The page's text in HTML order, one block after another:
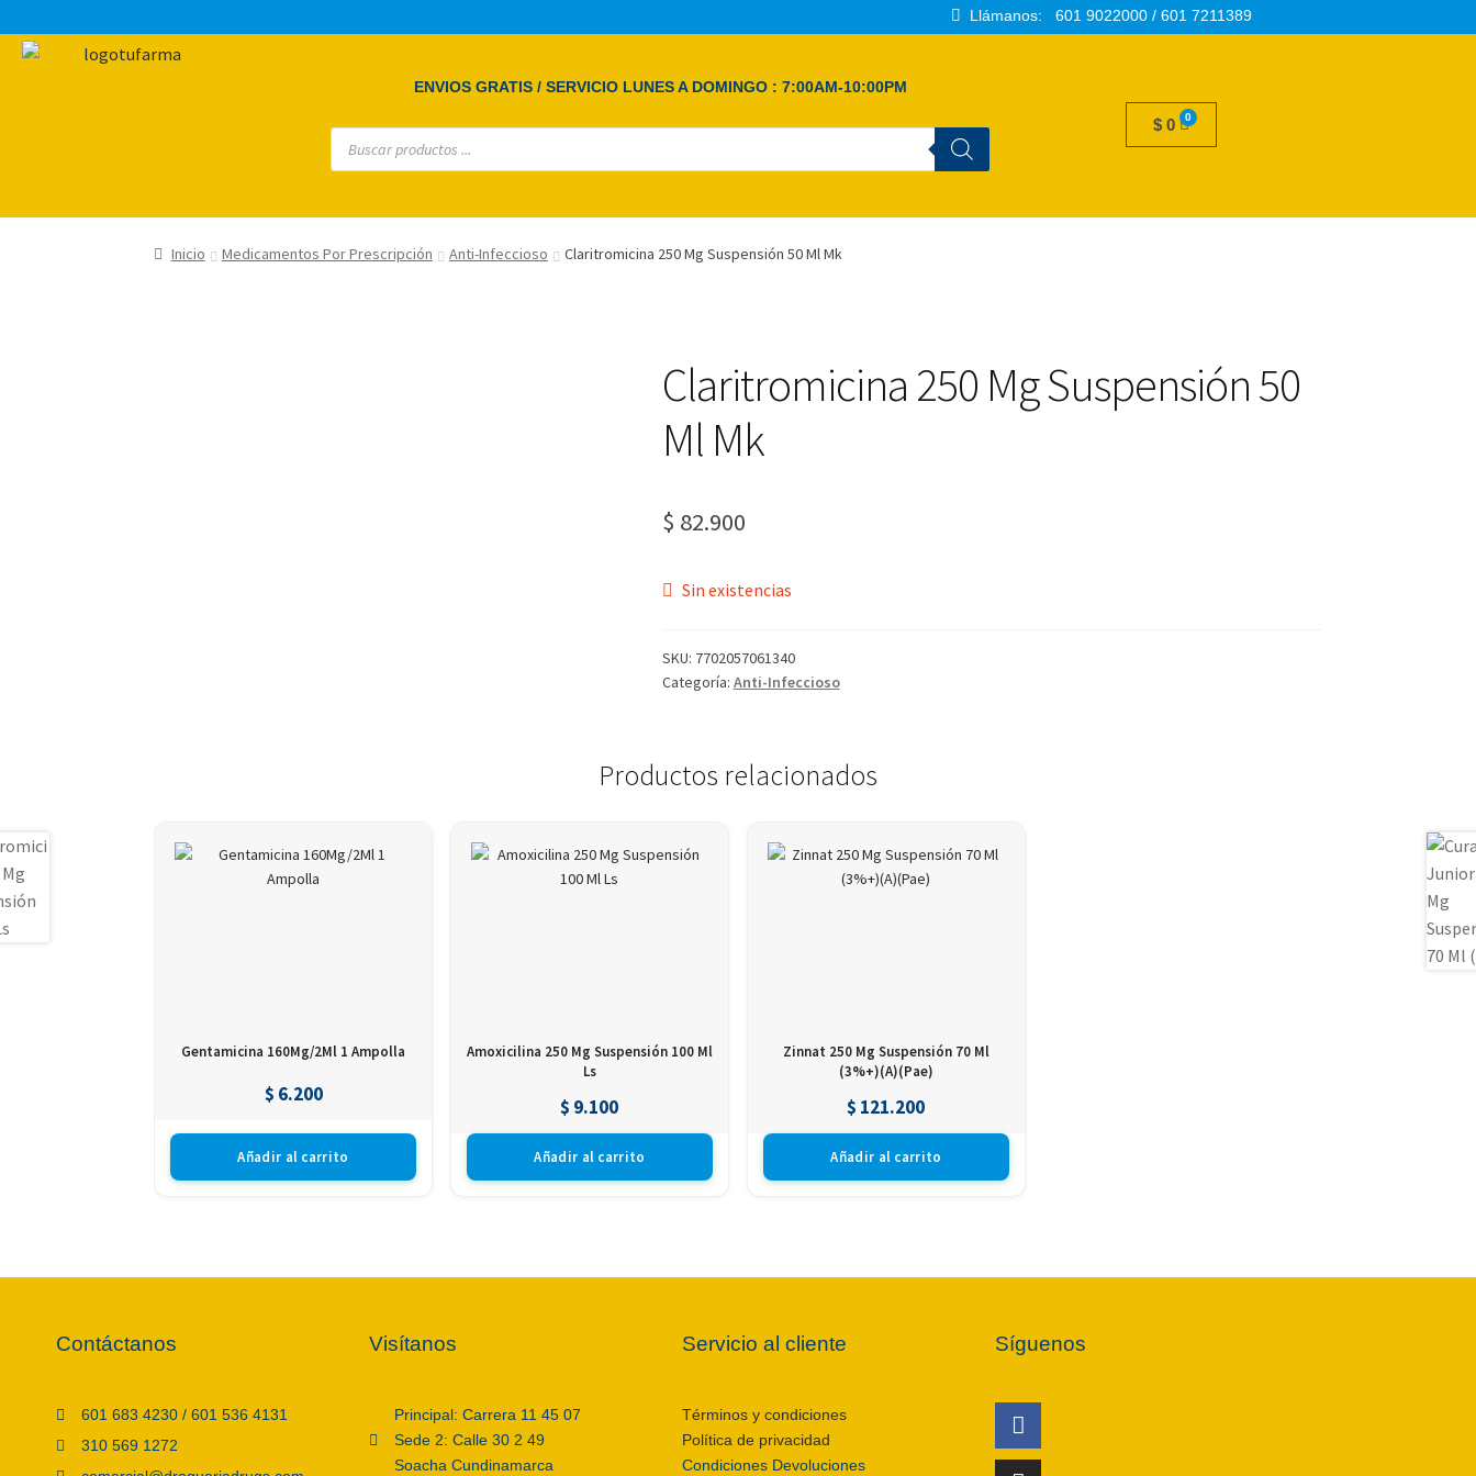
Llámanos: 601 9022000 / 601 7211389
ENVIOS GRATIS / SERVICIO LUNES A DOMINGO : 7:00AM-10:00PM
$0
Inicio Medicamentos Por Prescripción Anti-Infeccioso Claritromicina 250 Mg Suspensión 50 Ml Mk
Claritromicina 250 Mg Suspensión 50
Ml Mk
$ 82.900
Sin existencias
SKU: 7702057061340
Categoría: Anti-Infeccioso
Productos relacionados
Gentamicina 160Mg/2Ml 1 Ampolla
$ 6.200
Añadir al carrito
Amoxicilina 250 Mg Suspensión 100 Ml
Ls
$ 9.100
Añadir al carrito
Zinnat 250 Mg Suspensión 70 Ml
(3%+)(A)(Pae)
$ 121.200
Añadir al carrito
Contáctanos
601 683 4230 / 601 536 4131
310 569 1272
Visítanos
Principal: Carrera 11 45 07
Sede 2: Calle 30 2 49
Soacha Cundinamarca
Servicio al cliente
Términos y condiciones
Política de privacidad
Condiciones Devoluciones
Síguenos